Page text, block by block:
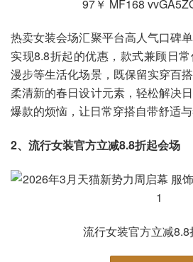
97￥ MF168
热卖女装会场汇聚平台高人气口碑
实现8.8折起的优惠，款式兼顾日
漫步等生活化场景，既保留实穿百
柔清新的春日设计元素，轻松解决
爆款的烦恼，让日常穿搭自带舒适与
2、流行女装官方立减8.8折起会场
流行女装官方立减8.8